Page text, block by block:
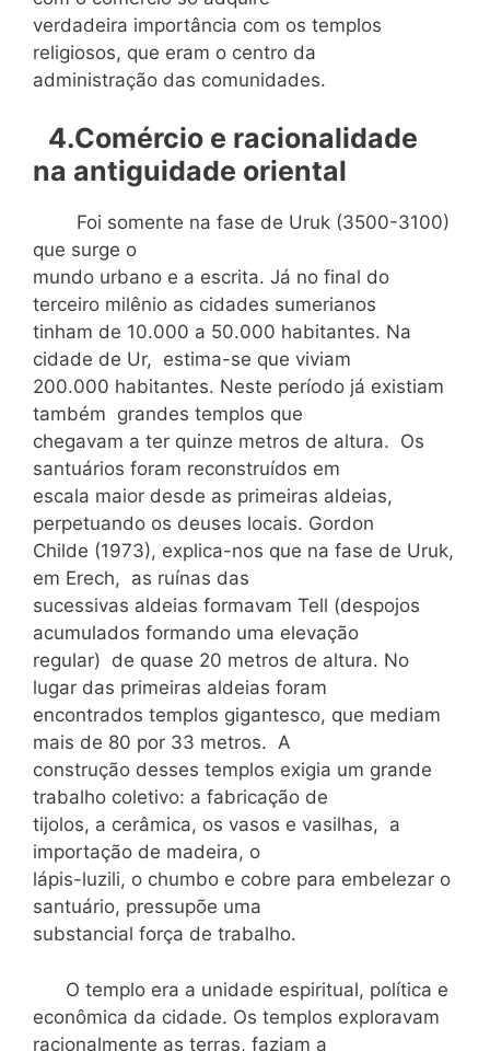
verdadeira importância com os templos
religiosos, que eram o centro da
administração das comunidades.
4.Comércio e racionalidade
na antiguidade oriental
Foi somente na fase de Uruk (3500-3100)
que surge o
mundo urbano e a escrita. Já no final do
terceiro milênio as cidades sumerianos
tinham de 10.000 a 50.000 habitantes. Na
cidade de Ur, estima-se que viviam
200.000 habitantes. Neste período já existiam
também grandes templos que
chegavam a ter quinze metros de altura. Os
santuários foram reconstruídos em
escala maior desde as primeiras aldeias,
perpetuando os deuses locais. Gordon
Childe (1973), explica-nos que na fase de Uruk,
em Erech, as ruínas das
sucessivas aldeias formavam Tell (despojos
acumulados formando uma elevação
regular) de quase 20 metros de altura. No
lugar das primeiras aldeias foram
encontrados templos gigantesco, que mediam
mais de 80 por 33 metros. A
construção desses templos exigia um grande
trabalho coletivo: a fabricação de
tijolos, a cerâmica, os vasos e vasilhas, a
importação de madeira, o
lápis-luzili, o chumbo e cobre para embelezar o
santuário, pressupõe uma
substancial força de trabalho.
O templo era a unidade espiritual, política e
econômica da cidade. Os templos exploravam
racionalmente as terras, faziam a